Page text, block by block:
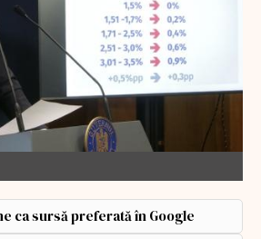
ca sursă preferată în Google